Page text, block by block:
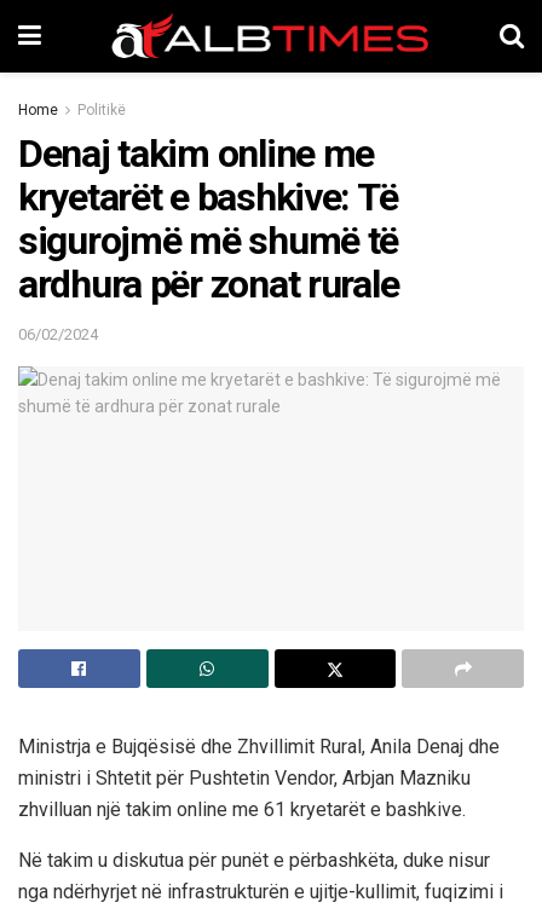
Home Politikë
Denaj takim online me
kryetarët e bashkive: Të
sigurojmë më shumë të
ardhura për zonat rurale
06/02/2024
Ministrja e Bujqësisë dhe Zhvillimit Rural, Anila Denaj dhe
ministri i Shtetit për Pushtetin Vendor, Arbjan Mazniku
zhvilluan një takim online me 61 kryetarët e bashkive.
Në takim u diskutua për punët e përbashkëta, duke nisur
nga ndërhyrjet në infrastrukturën e ujitje-kullimit, fuqizimi i